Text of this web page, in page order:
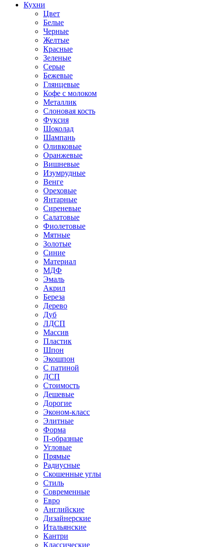
Кухни
Цвет
Белые
Черные
Желтые
Красные
Зеленые
Серые
Бежевые
Глянцевые
Кофе с молоком
Металлик
Слоновая кость
Фуксия
Шоколад
Шампань
Оливковые
Оранжевые
Вишневые
Изумрудные
Венге
Ореховые
Янтарные
Сиреневые
Салатовые
Фиолетовые
Мятные
Золотые
Синие
Материал
МДФ
Эмаль
Акрил
Береза
Дерево
Дуб
ЛДСП
Массив
Пластик
Шпон
Экошпон
С патиной
ДСП
Стоимость
Дешевые
Дорогие
Эконом-класс
Элитные
Форма
П-образные
Угловые
Прямые
Радиусные
Скошенные углы
Стиль
Современные
Евро
Английские
Дизайнерские
Итальянские
Кантри
Классические